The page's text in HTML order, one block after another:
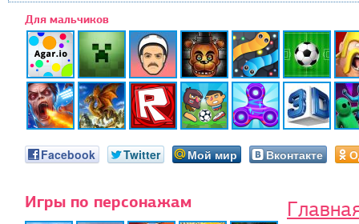
Для мальчиков
Facebook Twitter Мой мир Вконтакте
Игры по персонажам